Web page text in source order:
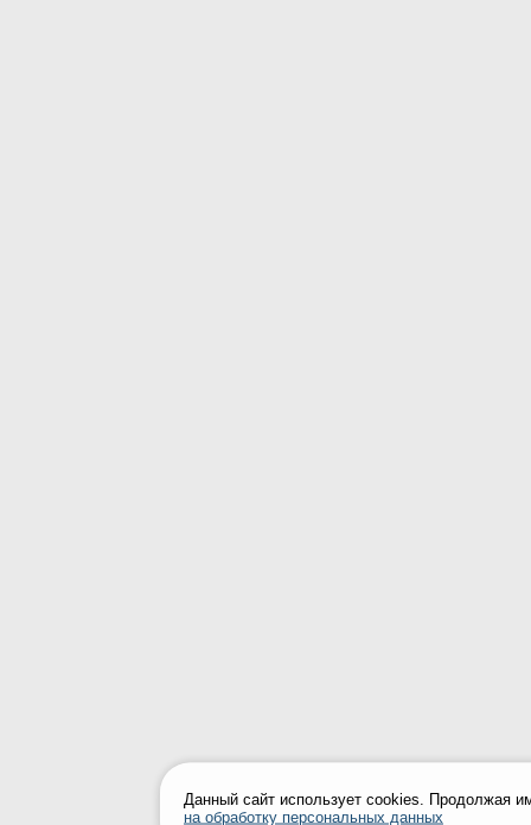
Данный сайт использует cookies. Продолжая
на обработку персональных данных